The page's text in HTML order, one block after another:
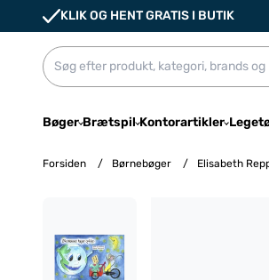
KLIK OG HENT GRATIS I BUTIK
Bøger Brætspil Kontorartikler
Forsiden / Børnebøger / Elisabeth